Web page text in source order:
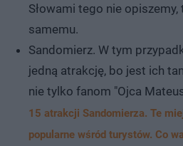
Słowami tego nie opiszemy,
samemu.
Sandomierz. W tym
jedną atrakcję, bo jest ich
nie tylko fanom "Ojca
15 atrakcji Sandomierza. Te
popularne wśród turystów. Co